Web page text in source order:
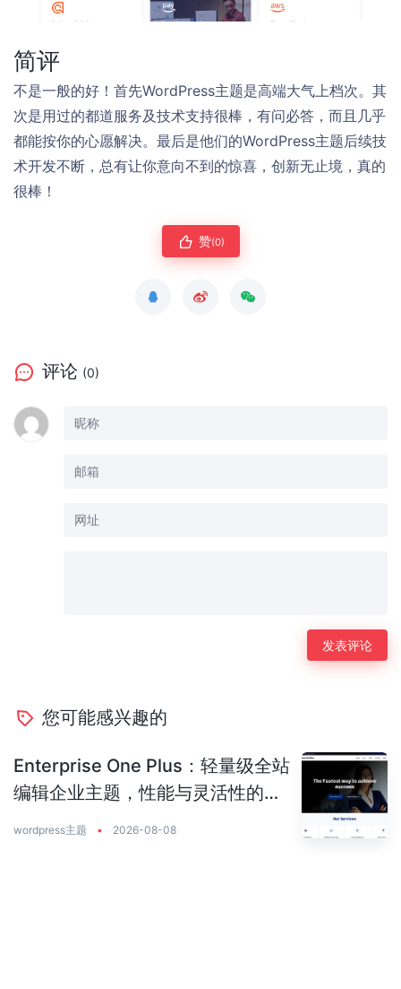
简评
不是一般的好！首先WordPress主题是高端大气上档次。其
次是用过的都道服务及技术支持很棒，有问必答，而且几乎
都能按你的心愿解决。最后是他们的WordPress主题后续技
术开发不断，总有让你意向不到的惊喜，创新无止境，真的
很棒！
赞(0)
评论 (0)
您可能感兴趣的
Enterprise One Plus：轻量级全站
编辑企业主题，性能与灵活性的完
wordpress主题 • 2026-08-08